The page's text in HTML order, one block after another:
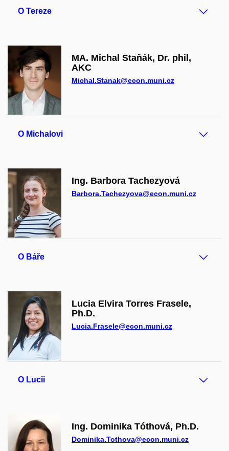
O Tereze
MA. Michal Staňák, Dr. phil,
AKC
Michal.Stanak@econ.muni.cz
O Michalovi
Ing. Barbora Tachezyová
Barbora.Tachezyova@econ.muni.cz
O Báře
Lucia Elvira Torres Frasele,
Ph.D.
Lucia.Frasele@econ.muni.cz
O Lucii
Ing. Dominika Tóthová, Ph.D.
Dominika.Tothova@econ.muni.cz